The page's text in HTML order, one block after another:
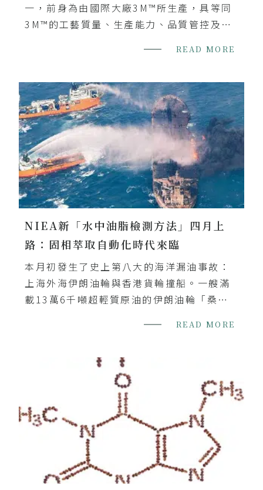
一，前身為由國際大廠3M™所生產，具等同
3M™的工藝質量、生產能力、品質管控及技
以上，為固相萃取應用領域之佼佼者。
吸附劑緊密的被包覆在PTFE纖維中，形成一
個高密度、非常穩固且平整均勻的結構，相
較一般SPE管柱的吸附劑顆粒，使用了更少
的吸附劑體積，但會有更長的擴散流路路徑
達到更傑出的萃取效果。
READ MORE
NIEA新「水中油脂檢測方法」四月上
路：固相萃取自動化時代來臨
本月初發生了史上第八大的海洋漏油事故：
上海外海伊朗油輪與香港貨輪撞船。一艘滿
載13萬6千噸超輕質原油的伊朗油輪「桑吉
處，與裝載六萬四千噸穀物的香港貨輪「CF
爆炸，經中國當局確認船隻已完全沉沒。船
上百萬桶原油極有可能外洩汙染海域，由於
失事海域屬於淺海區，後續災情亦很可能引
發慘痛的生態危機。
READ MORE